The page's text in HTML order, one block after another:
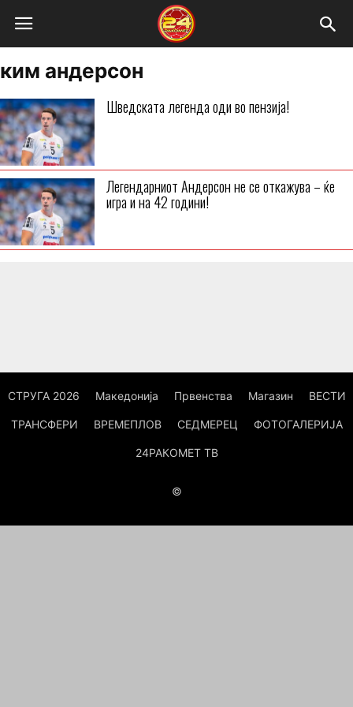
ким андерсон
Шведската легенда оди во пензија!
Легендарниот Андерсон не се откажува – ќе
игра и на 42 години!
СТРУГА 2026 Македонија Првенства Магазин ВЕСТИ
ТРАНСФЕРИ ВРЕМЕПЛОВ СЕДМЕРЕЦ ФОТОГАЛЕРИЈА
24РАКОМЕТ ТВ
©